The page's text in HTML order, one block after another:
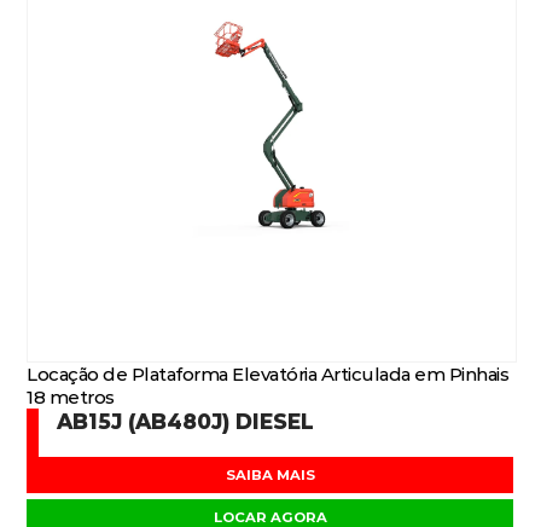
Locação de Plataforma Elevatória Articulada em Pinhais
18 metros
AB15J (AB480J) DIESEL
SAIBA MAIS
LOCAR AGORA